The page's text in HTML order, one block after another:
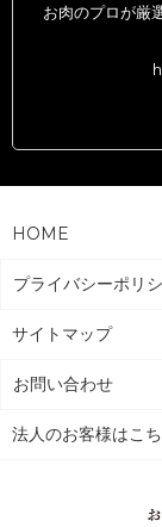
お肉のプロが厳
HOME
プライバシーポリ
サイトマップ
お問い合わせ
法人のお客様はこ